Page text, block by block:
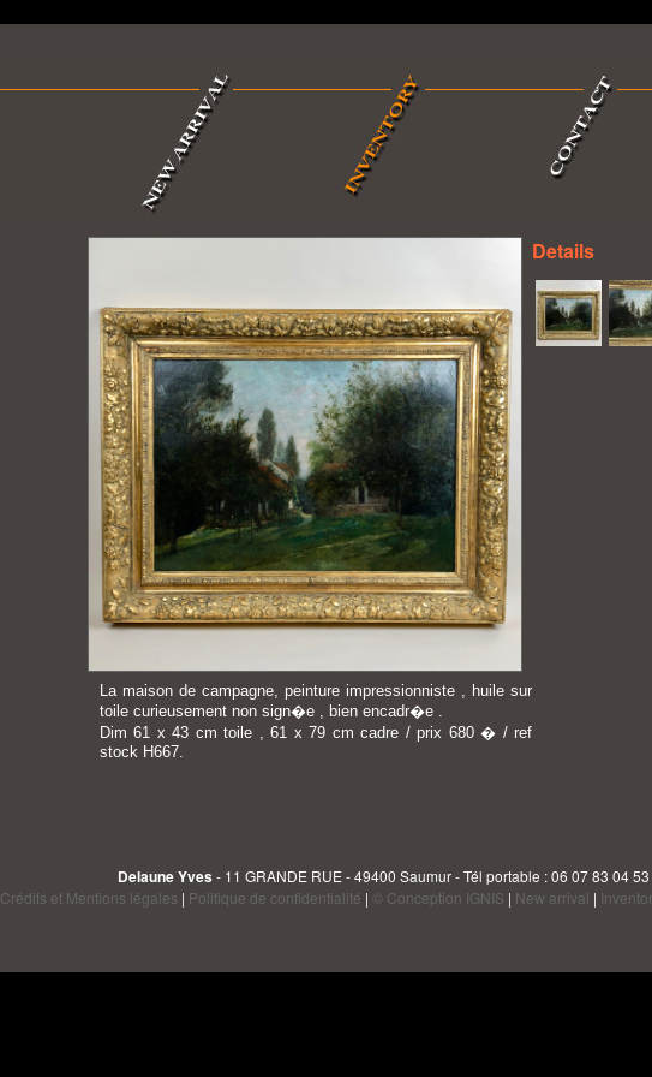
Details
La maison de campagne, peinture impressionniste , huile sur
toile curieusement non sign�e , bien encadr�e .
Dim 61 x 43 cm toile , 61 x 79 cm cadre / prix 680 � / ref
stock H667.
Delaune Yves - 11 GRANDE RUE - 49400 Saumur - Tél portable : 06 07 83 04 53
Crédits et Mentions légales | Politique de confidentialité | © Conception IGNIS | New arrival |